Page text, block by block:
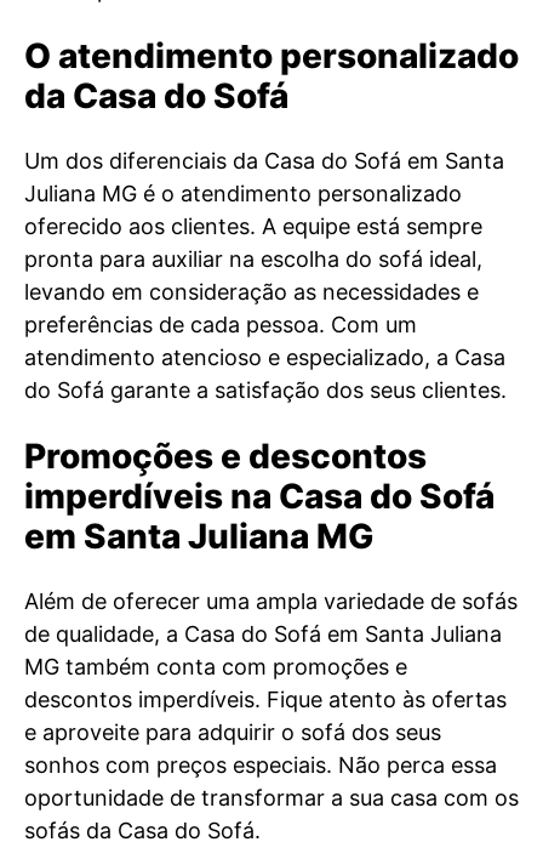
O atendimento personalizado
da Casa do Sofá
Um dos diferenciais da Casa do Sofá em Santa
Juliana MG é o atendimento personalizado
oferecido aos clientes. A equipe está sempre
pronta para auxiliar na escolha do sofá ideal,
levando em consideração as necessidades e
preferências de cada pessoa. Com um
atendimento atencioso e especializado, a Casa
do Sofá garante a satisfação dos seus clientes.
Promoções e descontos
imperdíveis na Casa do Sofá
em Santa Juliana MG
Além de oferecer uma ampla variedade de sofás
de qualidade, a Casa do Sofá em Santa Juliana
MG também conta com promoções e
descontos imperdíveis. Fique atento às ofertas
e aproveite para adquirir o sofá dos seus
sonhos com preços especiais. Não perca essa
oportunidade de transformar a sua casa com os
sofás da Casa do Sofá.